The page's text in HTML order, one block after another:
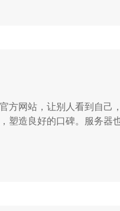
方网站，让别人看到自
塑造良好的口碑。服务器